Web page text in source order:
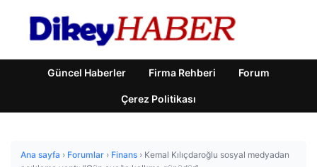
Güncel Haberler Firma Rehberi Forum
Çerez Politikası
Ana sayfa › Forumlar › Finans › Kemal Kılıçdaroğlu sosyal medyadan